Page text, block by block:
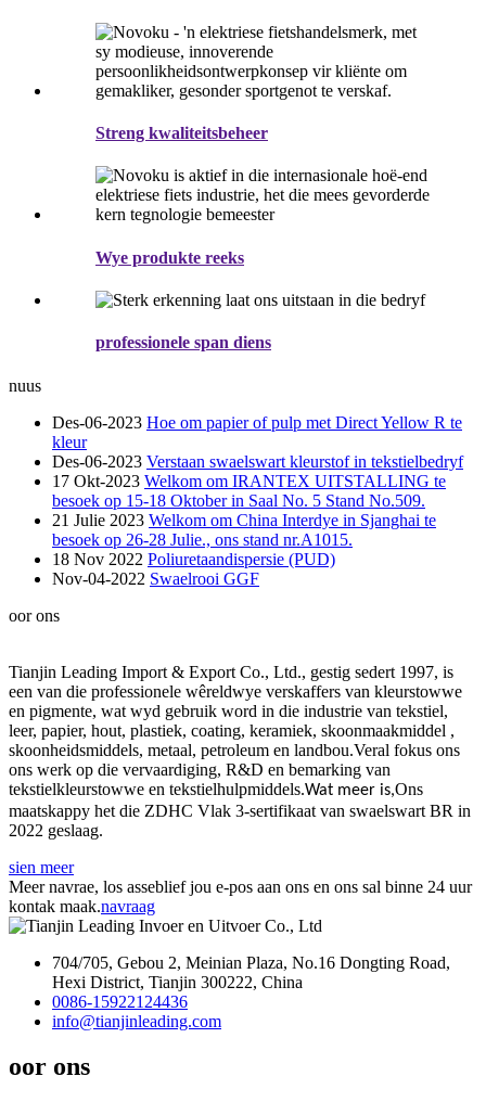
Streng kwaliteitsbeheer
Wye produkte reeks
professionele span diens
nuus
Des-06-2023 Hoe om papier of pulp met Direct Yellow R te
kleur
Des-06-2023 Verstaan ​​swaelswart kleurstof in tekstielbedryf
17 Okt-2023 Welkom om IRANTEX UITSTALLING te
besoek op 15-18 Oktober in Saal No. 5 Stand No.509.
21 Julie 2023 Welkom om China Interdye in Sjanghai te
besoek op 26-28 Julie., ons stand nr.A1015.
18 Nov 2022 Poliuretaandispersie (PUD)
Nov-04-2022 Swaelrooi GGF
oor ons
Tianjin Leading Import & Export Co., Ltd., gestig sedert 1997, is
een van die professionele wêreldwye verskaffers van kleurstowwe
en pigmente, wat wyd gebruik word in die industrie van tekstiel,
leer, papier, hout, plastiek, coating, keramiek, skoonmaakmiddel ,
skoonheidsmiddels, metaal, petroleum en landbou.Veral fokus ons
ons werk op die vervaardiging, R&D en bemarking van
tekstielkleurstowwe en tekstielhulpmiddels.Wat meer is,Ons
maatskappy het die ZDHC Vlak 3-sertifikaat van swaelswart BR in
2022 geslaag.
sien meer
Meer navrae, los asseblief jou e-pos aan ons en ons sal binne 24 uur
kontak maak.navraag
704/705, Gebou 2, Meinian Plaza, No.16 Dongting Road,
Hexi District, Tianjin 300222, China
0086-15922124436
info@tianjinleading.com
oor ons